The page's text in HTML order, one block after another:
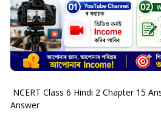
NCERT Class 6 Hindi 2 Chapter 15
Answer